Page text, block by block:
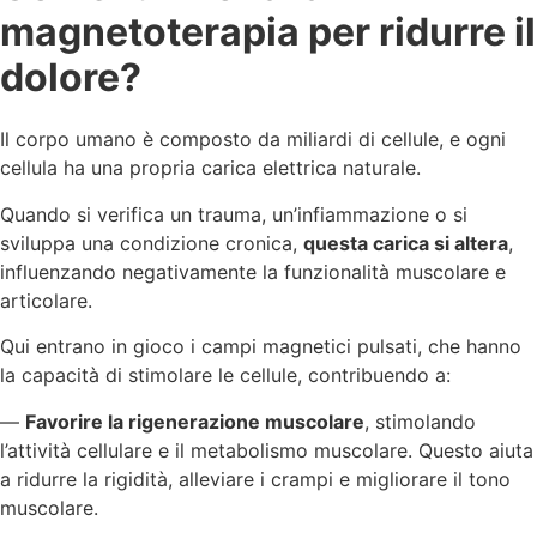
magnetoterapia per ridurre il
dolore?
Il corpo umano è composto da miliardi di cellule, e ogni
cellula ha una propria carica elettrica naturale.
Quando si verifica un trauma, un’infiammazione o si
sviluppa una condizione cronica, questa carica si altera,
influenzando negativamente la funzionalità muscolare e
articolare.
Qui entrano in gioco i campi magnetici pulsati, che hanno
la capacità di stimolare le cellule, contribuendo a:
— Favorire la rigenerazione muscolare, stimolando
l’attività cellulare e il metabolismo muscolare. Questo aiuta
a ridurre la rigidità, alleviare i crampi e migliorare il tono
muscolare.